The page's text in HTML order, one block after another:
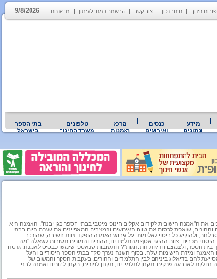
פורום חינוך חינוך נכון צור קשר הרשמה כמנוי לעיתון מי אנחנו 9/8/2026
מידע
ונתונים
כנסים
ואירועים
מרכז
הזמנות
טלפונים
משרד החינוך
בתי הספר
בישראל
את ה"אמנה הישובית לקידום אקלים חינוכי מיטבי בבתי הספר בגן יבנה". האמנה היא
שואפת לכסות את טווח האירועים והמצבים המאפיינים את שגרת היום בבתי
ולהוקיע כל ביטוי לאלימות. על גיבוש האמנה הופקד צוות חשיבה, שהורכב
מכבים. צוות ההיגוי אסף מהתלמידים, ההורים והמורים תשובות לשאלה "מה
בית הספר, ולצמצם חריגות התנהגות"? התשובות שנאספו שימשו כבסיס לאמנה. גרסה
ומידת הישימות שלה. בסוף השנה נערך סקר בבתי הספר היסודיים והעל
להם בדיאלוג ביניהם לבין התלמידים וההורים. בעקבות הסקר והמשוב של
לארבעה פרקים: תקנון לתלמידים, תקנון למורים, תקנון להורים ואמנה לבני